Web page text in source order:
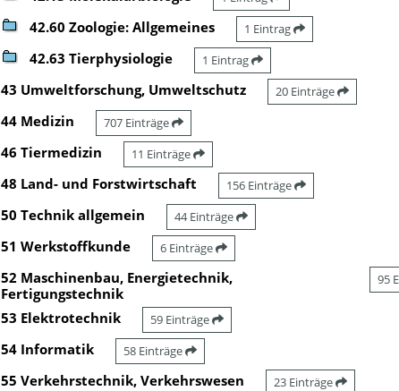
42.60 Zoologie: Allgemeines 1 Eintrag
42.63 Tierphysiologie 1 Eintrag
43 Umweltforschung, Umweltschutz 20 Einträge
44 Medizin 707 Einträge
46 Tiermedizin 11 Einträge
48 Land- und Forstwirtschaft 156 Einträge
50 Technik allgemein 44 Einträge
51 Werkstoffkunde 6 Einträge
52 Maschinenbau, Energietechnik,
Fertigungstechnik
95
53 Elektrotechnik 59 Einträge
54 Informatik 58 Einträge
55 Verkehrstechnik, Verkehrswesen 23 Einträge